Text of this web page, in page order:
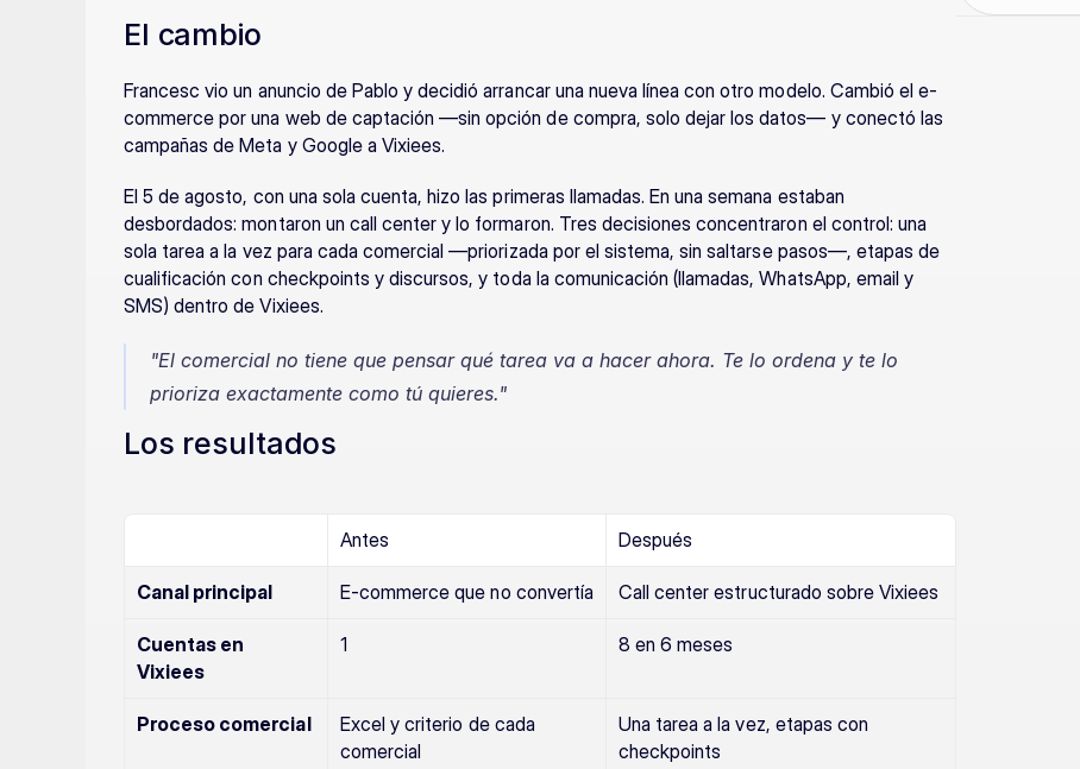
El cambio
Francesc vio un anuncio de Pablo y decidió arrancar una nueva línea con otro modelo. Cambió el e-
commerce por una web de captación —sin opción de compra, solo dejar los datos— y conectó las
campañas de Meta y Google a Vixiees.
El 5 de agosto, con una sola cuenta, hizo las primeras llamadas. En una semana estaban
desbordados: montaron un call center y lo formaron. Tres decisiones concentraron el control: una
sola tarea a la vez para cada comercial —priorizada por el sistema, sin saltarse pasos—, etapas de
cualificación con checkpoints y discursos, y toda la comunicación (llamadas, WhatsApp, email y
SMS) dentro de Vixiees.
"El comercial no tiene que pensar qué tarea va a hacer ahora. Te lo ordena y te lo
prioriza exactamente como tú quieres."
Los resultados
Antes Después
Canal principal E-commerce que no convertía Call center estructurado sobre Vixiees
Cuentas en
Vixiees
1 8 en 6 meses
Proceso comercial
Excel y criterio de cada
comercial
Una tarea a la vez, etapas con
checkpoints